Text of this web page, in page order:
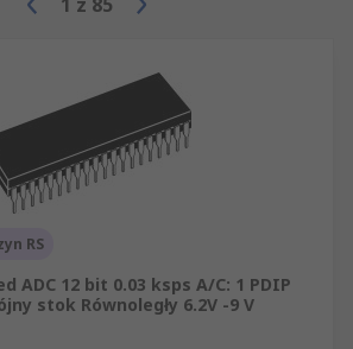
RS
ADC 12 bit 0.03 ksps A/C: 1 PDIP
stok Równoległy 6.2V -9 V